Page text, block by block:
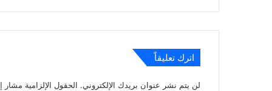
اترك تعليقاً
لن يتم نشر عنوان بريدك الإلكتروني. الحقول الإلزامية مشار